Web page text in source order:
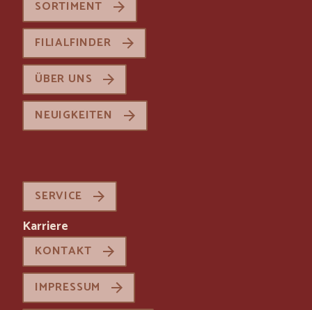
SORTIMENT
FILIALFINDER
ÜBER UNS
NEUIGKEITEN
SERVICE
Karriere
KONTAKT
IMPRESSUM